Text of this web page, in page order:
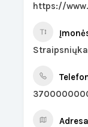
https://